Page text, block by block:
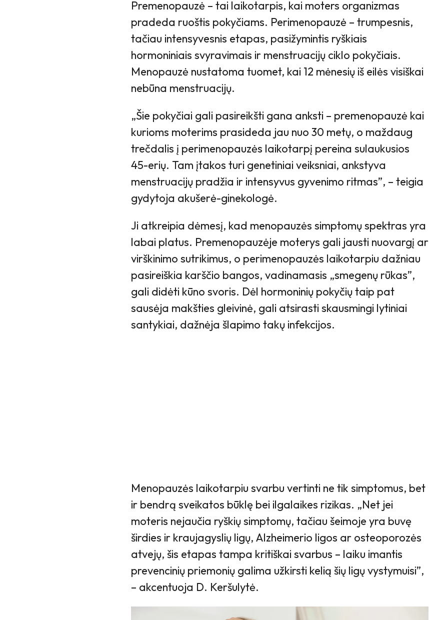
Premenopauzė – tai laikotarpis, kai moters organizmas
pradeda ruoštis pokyčiams. Perimenopauzė – trumpesnis,
tačiau intensyvesnis etapas, pasižymintis ryškiais
hormoniniais svyravimais ir menstruacijų ciklo pokyčiais.
Menopauzė nustatoma tuomet, kai 12 mėnesių iš eilės visiškai
nebūna menstruacijų.
„Šie pokyčiai gali pasireikšti gana anksti – premenopauzė kai
kurioms moterims prasideda jau nuo 30 metų, o maždaug
trečdalis į perimenopauzės laikotarpį pereina sulaukusios
45-erių. Tam įtakos turi genetiniai veiksniai, ankstyva
menstruacijų pradžia ir intensyvus gyvenimo ritmas”, – teigia
gydytoja akušerė-ginekologė.
Ji atkreipia dėmesį, kad menopauzės simptomų spektras yra
labai platus. Premenopauzėje moterys gali jausti nuovargį ar
virškinimo sutrikimus, o perimenopauzės laikotarpiu dažniau
pasireiškia karščio bangos, vadinamasis „smegenų rūkas”,
gali didėti kūno svoris. Dėl hormoninių pokyčių taip pat
sausėja makšties gleivinė, gali atsirasti skausmingi lytiniai
santykiai, dažnėja šlapimo takų infekcijos.
Menopauzės laikotarpiu svarbu vertinti ne tik simptomus, bet
ir bendrą sveikatos būklę bei ilgalaikes rizikas. „Net jei
moteris nejaučia ryškių simptomų, tačiau šeimoje yra buvę
širdies ir kraujagyslių ligų, Alzheimerio ligos ar osteoporozės
atvejų, šis etapas tampa kritiškai svarbus – laiku imantis
prevencinių priemonių galima užkirsti kelią šių ligų vystymuisi”,
– akcentuoja D. Keršulytė.